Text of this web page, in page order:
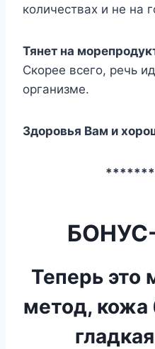
количествах и не на
Тянет на
Скорее всего, речь
организме.
Здоровья Вам и
Теперь
метод, кожа